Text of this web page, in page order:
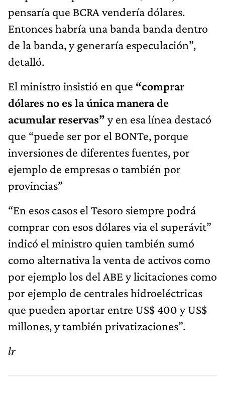
pensaría que BCRA vendería dólares.
Entonces habría una banda banda dentro
de la banda, y generaría especulación”,
detalló.
El ministro insistió en que “comprar
dólares no es la única manera de
acumular reservas” y en esa línea destacó
que “puede ser por el BONTe, porque
inversiones de diferentes fuentes, por
ejemplo de empresas o también por
provincias”
“En esos casos el Tesoro siempre podrá
comprar con esos dólares via el superávit”
indicó el ministro quien también sumó
como alternativa la venta de activos como
por ejemplo los del ABE y licitaciones como
por ejemplo de centrales hidroeléctricas
que pueden aportar entre US$ 400 y US$
millones, y también privatizaciones”.
lr